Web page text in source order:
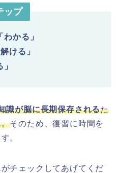
ップ
かる」
ける」
識が脳に長期保存されるた
そのため、復習に時間を
。
チェックしてあげてくだ